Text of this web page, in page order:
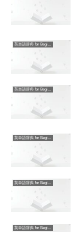
英単語辞典 for Beginners
英単語辞典 for Beginners
英単語辞典 for Beginners
英単語辞典 for Beginners
英単語辞典 for Beginners